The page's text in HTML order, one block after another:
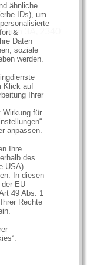
ähnliche
IDs), um
&
Daten
soziale
werden.
Klick auf
Ihrer
Wirkung für
anpassen.
Ihre
des
USA)
In diesen
EU
49 Abs. 1
Rechte
3A, 2340